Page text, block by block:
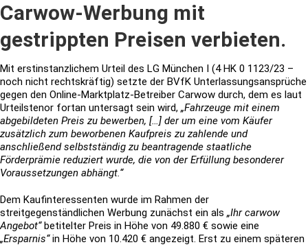
Carwow-Werbung mit
gestrippten Preisen verbieten.
Mit erstinstanzlichem Urteil des LG München I (4 HK 0 1123/23 –
noch nicht rechtskräftig) setzte der BVfK Unterlassungsansprüche
gegen den Online-Marktplatz-Betreiber Carwow durch, dem es laut
Urteilstenor fortan untersagt sein wird, „Fahrzeuge mit einem
abgebildeten Preis zu bewerben, […] der um eine vom Käufer
zusätzlich zum beworbenen Kaufpreis zu zahlende und
anschließend selbstständig zu beantragende staatliche
Förderprämie reduziert wurde, die von der Erfüllung besonderer
Voraussetzungen abhängt.“
Dem Kaufinteressenten wurde im Rahmen der
streitgegenständlichen Werbung zunächst ein als „Ihr carwow
Angebot“betitelter Preis in Höhe von 49.880 € sowie eine
„Ersparnis“in Höhe von 10.420 € angezeigt. Erst zu einem späteren